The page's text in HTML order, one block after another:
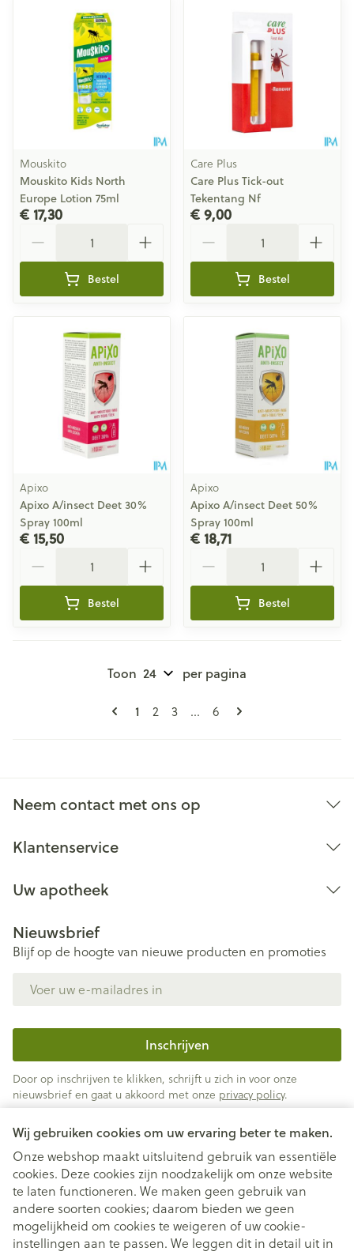
Wij gebruiken cookies om uw ervaring beter te maken.
Onze webshop maakt uitsluitend gebruik van essentiële
cookies. Deze cookies zijn noodzakelijk om onze website
te laten functioneren. We maken geen gebruik van
andere soorten cookies; daarom bieden we geen
mogelijkheid om cookies te weigeren of uw cookie-
instellingen aan te passen. We leggen dit in detail uit in
Mouskito
Mouskito Kids North
Europe Lotion 75ml
€ 17,30
Bestel
Care Plus
Care Plus Tick-out
Tekentang Nf
€ 9,00
Bestel
Apixo
Apixo A/insect Deet 30%
Spray 100ml
€ 15,50
Bestel
Apixo
Apixo A/insect Deet 50%
Spray 100ml
€ 18,71
Bestel
Pagina's
U lees momenteel pagina
1 Pagina
2 Pagina
3 ... Pagina
6
Toon per pagina
Neem contact met ons op
Klantenservice
Uw apotheek
Nieuwsbrief
Blijf op de hoogte van nieuwe producten en promoties
Inschrijven
Door op inschrijven te klikken, schrijft u zich in voor onze
nieuwsbrief en gaat u akkoord met onze privacy policy.